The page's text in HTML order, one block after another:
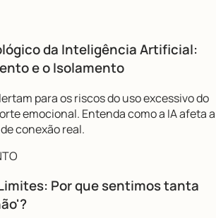
da Inteligência Artificial:
e o Isolamento
para os riscos do uso excessivo do
emocional. Entenda como a IA afeta a
conexão real.
Por que sentimos tanta